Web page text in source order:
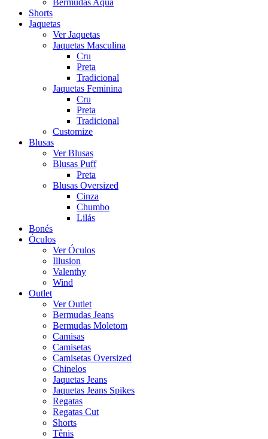
Bermudas Aqua
Shorts
Jaquetas
Ver Jaquetas
Jaquetas Masculina
Cru
Preta
Tradicional
Jaquetas Feminina
Cru
Preta
Tradicional
Customize
Blusas
Ver Blusas
Blusas Puff
Preta
Blusas Oversized
Cinza
Chumbo
Lilás
Bonés
Óculos
Ver Óculos
Illusion
Valenthy
Wind
Outlet
Ver Outlet
Bermudas Jeans
Bermudas Moletom
Camisas
Camisetas
Camisetas Oversized
Chinelos
Jaquetas Jeans
Jaquetas Jeans Spikes
Regatas
Regatas Cut
Shorts
Tênis